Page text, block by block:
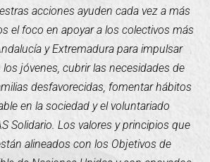
acciones ayuden cada vez a más
el foco en apoyar a los colectivos más
y Extremadura para impulsar
jóvenes, cubrir las necesidades de
desfavorecidas, fomentar hábitos
en la sociedad y el voluntariado
Solidario. Los valores y principios que
alineados con los Objetivos de